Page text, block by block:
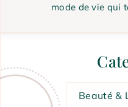
mode de vie qui